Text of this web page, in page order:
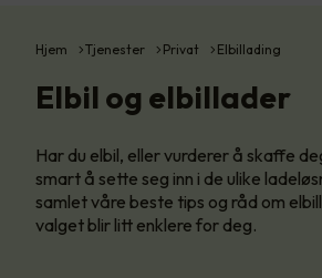
Hjem Tjenester Privat Elbillading
Elbil og elbillader
Har du elbil, eller vurderer å skaffe
smart å sette seg inn i de ulike
samlet våre beste tips og råd om
valget blir litt enklere for deg.